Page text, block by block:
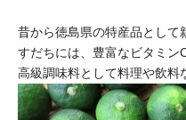
昔から徳島県の特産品として
すだちには、豊富なビタミン
高級調味料として料理や飲料